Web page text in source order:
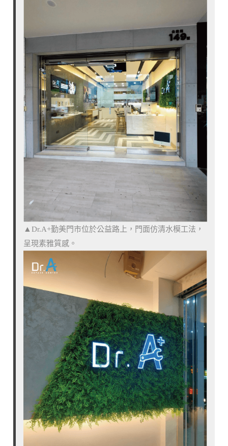
▲Dr.A+勤美門市位於公益路上，門面仿清水模工法，
呈現素雅質感。